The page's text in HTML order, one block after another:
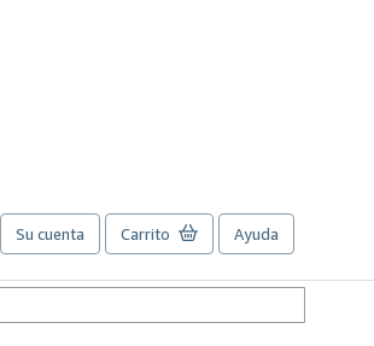
Su cuenta Carrito Ayuda